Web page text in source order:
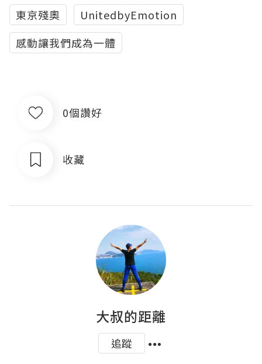
東京殘奧
UnitedbyEmotion
感動讓我們成為一體
0個讚好
收藏
大叔的距離
追蹤